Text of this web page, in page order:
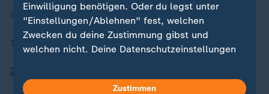
ZDFheute Stories
Themen im Überblick
Einwilligung benötigen. Oder du legst unter
"Einstellungen/Ablehnen" fest, welchen
Zwecken du deine Zustimmung gibst und
welchen nicht. Deine Datenschutzeinstellungen
in deinen Einstellungen widerrufen oder ändern.
Zustimmen